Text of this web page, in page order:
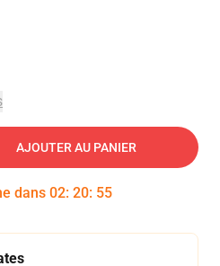
AJOUTER AU PANIER
dans 02: 20: 54